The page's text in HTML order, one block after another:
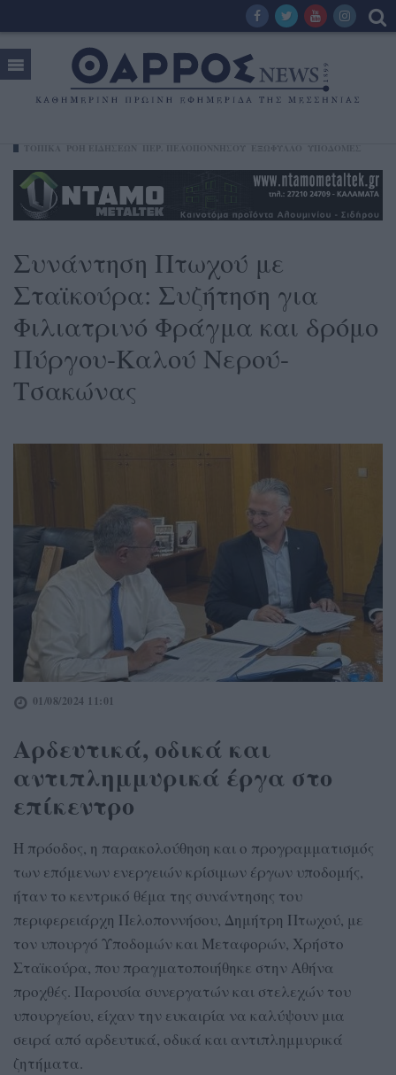
Συνάντηση Πτωχού με
Σταϊκούρα: Συζήτηση για
Φιλιατρινό Φράγμα και δρόμο
Πύργου-Καλού Νερού-
Τσακώνας
01/08/2024 11:01
Αρδευτικά, οδικά και
αντιπλημμυρικά έργα στο
επίκεντρο
Η πρόοδος, η παρακολούθηση και ο προγραμματισμός
των επόμενων ενεργειών κρίσιμων έργων υποδομής,
ήταν το κεντρικό θέμα της συνάντησης του
περιφερειάρχη Πελοποννήσου, Δημήτρη Πτωχού, με
τον υπουργό Υποδομών και Μεταφορών, Χρήστο
Σταϊκούρα, που πραγματοποιήθηκε στην Αθήνα
προχθές. Παρουσία συνεργατών και στελεχών του
υπουργείου, είχαν την ευκαιρία να καλύψουν μια
σειρά από αρδευτικά, οδικά και αντιπλημμυρικά
ζητήματα.